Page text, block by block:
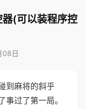
(可以装程序控
08日
到麻将的斜乎
过了第一局。